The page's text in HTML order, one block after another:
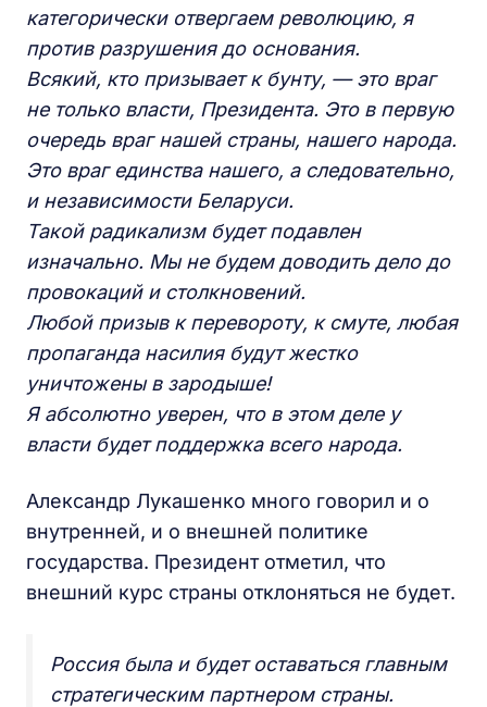
категорически отвергаем революцию, я
против разрушения до основания.
Всякий, кто призывает к бунту, — это враг
не только власти, Президента. Это в первую
очередь враг нашей страны, нашего народа.
Это враг единства нашего, а следовательно,
и независимости Беларуси.
Такой радикализм будет подавлен
изначально. Мы не будем доводить дело до
провокаций и столкновений.
Любой призыв к перевороту, к смуте, любая
пропаганда насилия будут жестко
уничтожены в зародыше!
Я абсолютно уверен, что в этом деле у
власти будет поддержка всего народа.
Александр Лукашенко много говорил и о
внутренней, и о внешней политике
государства. Президент отметил, что
внешний курс страны отклоняться не будет.
Россия была и будет оставаться главным
стратегическим партнером страны.